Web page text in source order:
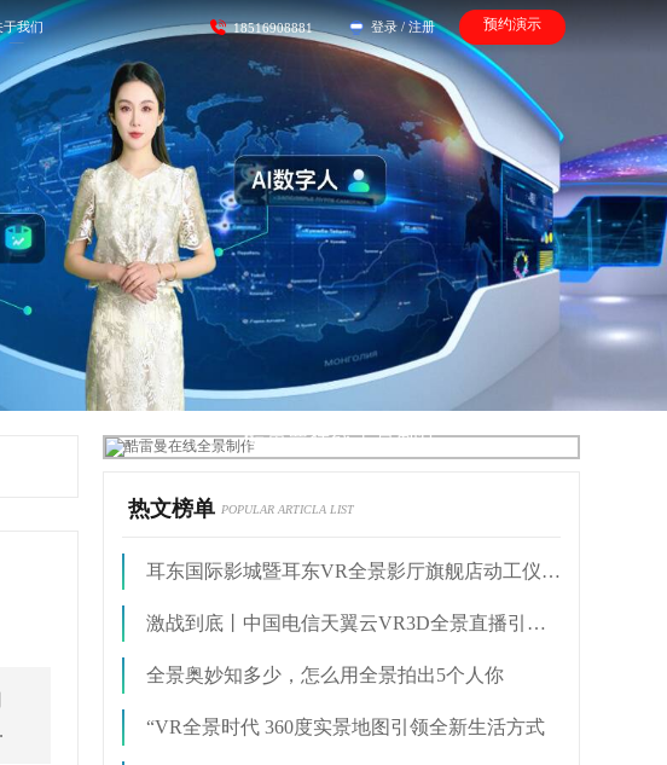
于我们 18516908881 登录 / 注册 预约演示
酷雷曼在线全景制作
热文榜单 POPULAR ARTICLA LIST
耳东国际影城暨耳东VR全景影厅旗舰店动工仪式盛大举行
激战到底丨中国电信天翼云VR3D全景直播引燃拳击热火
全景奥妙知多少，怎么用全景拍出5个人你
“VR全景时代 360度实景地图引领全新生活方式